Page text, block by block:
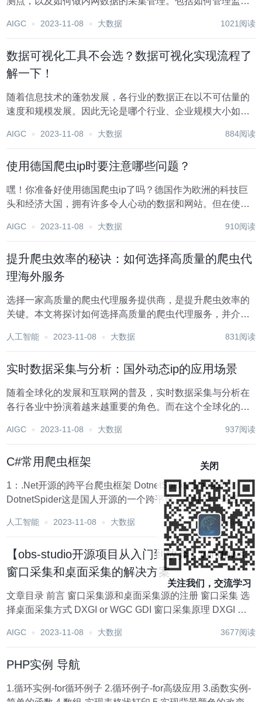
器运行需要的环境说明，如何下载、解压内网数据采集器以
AIGC 2023-11-08 大数据 1021阅读
数据可视化工具不会选？数据可视化实现流程了
解一下！
随着信息技术的蓬勃发展，各行业的数据正在以不可估量的
速度和规模发展。因此无论是哪个行业、企业规模大小如
个明显的特征，一是数据量巨大；二是数据从以往的单一向
AIGC 2023-11-08 大数据 884阅读
使用德国爬虫ip时要注意哪些问题？
嘿！你准备好使用德国爬虫ip了吗？德国作为欧洲的科技巨
头和经济大国，拥有许多令人心动的数据和网站。但在使用
来探讨一下，在使用德国爬虫ip时需要注意哪些问题。 一、
AIGC 2023-11-08 大数据 910阅读
提升爬虫效率的秘诀：如何选择高质量的爬虫代
理海外服务
选择一家高质量的爬虫代理服务提供商，是提升爬虫效率的
关键。本文将探讨如何选择高质量的爬虫代理服务，并介绍
帮助您优化爬虫效率。 理解爬虫代理的作用和需求（爬虫代
人工智能 2023-11-08 大数据 831阅读
实时数据采集与分析：国外动态ip的应用场景
随着全球化的发展和互联网的普及，实时数据采集与分析在
各行各业中扮演着越来越重要的角色。而在这个全球化的背
一。本文将探讨国外动态ip在实时数据采集与分析中的应用
AIGC 2023-11-08 大数据 937阅读
C#常用爬虫框架
1：.Net开源的跨平台爬虫框架 DotnetSpider Star:430
DotnetSpider这是国人开源的一个跨平台、高性能、轻量级
的爬虫软件，采用 C# 开发。目前是.Net开源爬虫最为优秀
的爬虫之一。 2：俄...
人工智能 2023-11-08 大数据 862阅读
【obs-studio开源项目从入门到放弃】windows
窗口采集和桌面采集的解决方案
文章目录 前言 窗口采集源和桌面采集源的注册 窗口采集 选
择桌面采集方式 DXGI or WGC GDI 窗口采集原理 DXGI 窗
集 总结 技术参考 前言 obs系列文...
AIGC 2023-11-08 大数据 3677阅读
PHP实例 导航
1.循环实例-for循环例子 2.循环例子-for高级应用 3.函数实例-
关闭
关注我们，交流学习